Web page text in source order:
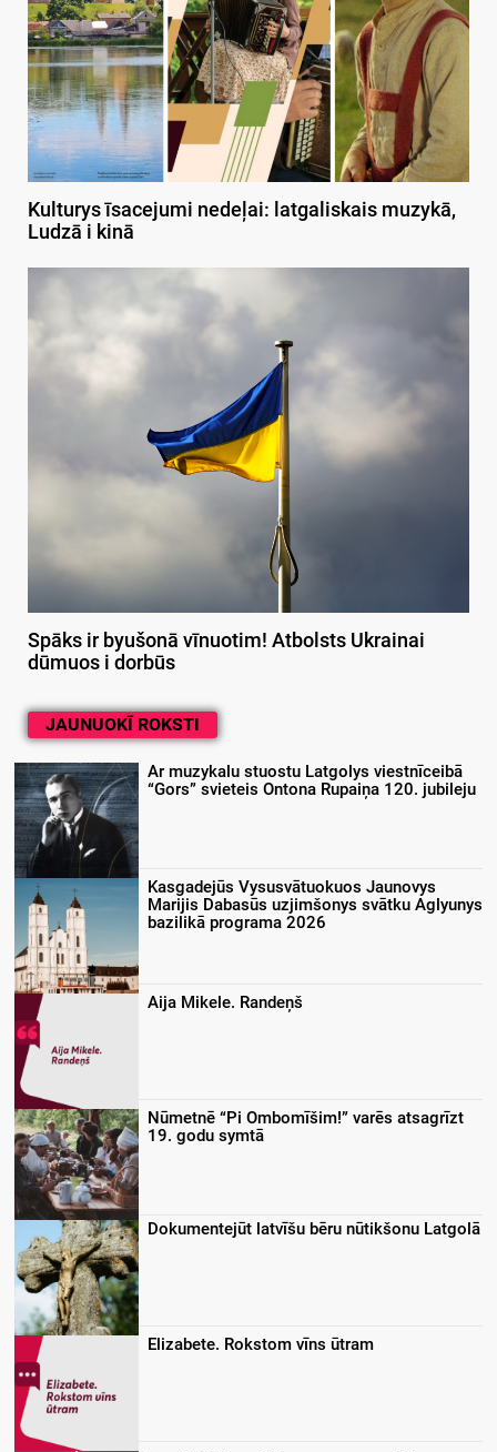
Kulturys īsacejumi nedeļai: latgaliskais muzykā,
Ludzā i kinā
Spāks ir byušonā vīnuotim! Atbolsts Ukrainai
dūmuos i dorbūs
JAUNUOKĪ ROKSTI
Ar muzykalu stuostu Latgolys viestnīceibā
“Gors” svieteis Ontona Rupaiņa 120. jubileju
Kasgadejūs Vysusvātuokuos Jaunovys
Marijis Dabasūs uzjimšonys svātku Aglyunys
bazilikā programa 2026
Aija Mikele. Randeņš
Nūmetnē “Pi Ombomīšim!” varēs atsagrīzt
19. godu symtā
Dokumentejūt latvīšu bēru nūtikšonu Latgolā
Elizabete. Rokstom vīns ūtram